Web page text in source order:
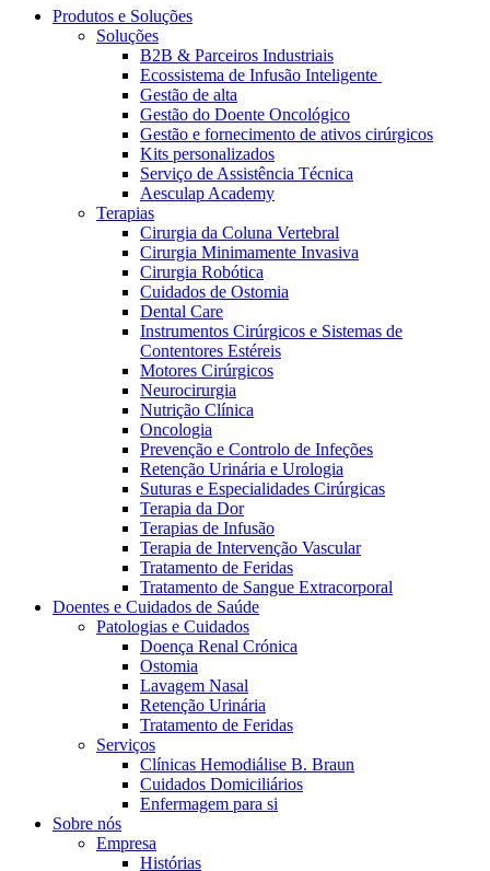
Catálogo de Produtos
Encontre o produto que procura. Visite o catálogo de produtos
da B. Braun com o nosso portfólio completo.
Centro de Inovação
Vamos impulsionar juntos a inovação na tecnologia médica.
Saiba mais sobre o nosso centro de inovação e apresente a sua
Contactos
Em diálogo com a B. Braun. Entre em contacto connosco
Produtos e Soluções
Soluções
B2B & Parceiros Industriais
Ecossistema de Infusão Inteligente
Gestão de alta
Gestão do Doente Oncológico
Gestão e fornecimento de ativos cirúrgicos
Kits personalizados
Serviço de Assistência Técnica
Aesculap Academy
Terapias
Cirurgia da Coluna Vertebral
Cirurgia Minimamente Invasiva
Cirurgia Robótica
Cuidados de Ostomia
Dental Care
Instrumentos Cirúrgicos e Sistemas de
Contentores Estéreis
Motores Cirúrgicos
Neurocirurgia
Nutrição Clínica
Oncologia
Prevenção e Controlo de Infeções
Retenção Urinária e Urologia
Suturas e Especialidades Cirúrgicas
Terapia da Dor
Terapias de Infusão
Terapia de Intervenção Vascular
Tratamento de Feridas
Tratamento de Sangue Extracorporal
Doentes e Cuidados de Saúde
Patologias e Cuidados
Doença Renal Crónica
Ostomia
Lavagem Nasal
Retenção Urinária
Tratamento de Feridas
Serviços
Clínicas Hemodiálise B. Braun
Cuidados Domiciliários
Enfermagem para si
Sobre nós
Empresa
Histórias